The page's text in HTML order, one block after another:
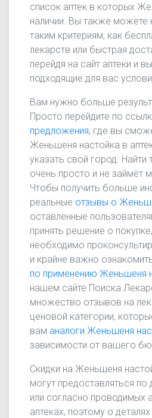
список аптек в которых
наличии. Вы также можете
таким критериям, как
лекарств или быстрая
перейдя на сайт аптеки и
подходящие для вас
Вам нужно больше
Просто перейдите по
предложения, где вы
Женьшеня настойка в
указать свой город. Найти
очень просто и не займёт
Чтобы получить больше
реальные отзывы о
оставленные
принять решение о
необходимо
и крайне важно
по применению Женьшеня
нашем сайте Поиска
множество отзывов на
ценовой категории,
вам аналоги Женьшеня
зависимости от вашего
Скидки на Женьшеня
могут предоставляться
или согласно проводимых
аптеках, поэтому о